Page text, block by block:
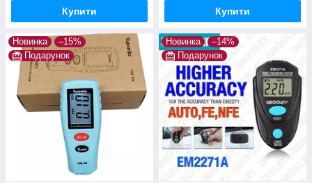
Купити Купити
Новинка
–15%
Подарунок
Новинка
–14%
Подарунок